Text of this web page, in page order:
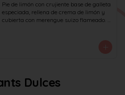
Pie de limón con crujiente base de galleta
especiada, rellena de crema de limón y
cubierta con merengue suizo flameado.
Dulces